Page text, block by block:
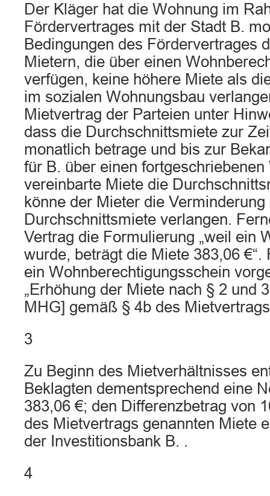
Der Kläger hat die Wohnung im
Fördervertrages mit der Stadt B.
Bedingungen des Fördervertrages
Mietern, die über einen
verfügen, keine höhere Miete als
im sozialen Wohnungsbau
Mietvertrag der Parteien unter
dass die Durchschnittsmiete zur
monatlich betrage und bis zur
für B. über einen
vereinbarte Miete die
könne der Mieter die
Durchschnittsmiete verlangen.
Vertrag die Formulierung „weil ein
wurde, beträgt die Miete 383,06 €“.
ein Wohnberechtigungsschein
„Erhöhung der Miete nach § 2 und
MHG] gemäß § 4b des
3
Zu Beginn des Mietverhältnisses
Beklagten dementsprechend eine
383,06 €; den Differenzbetrag von
des Mietvertrags genannten Miete
der Investitionsbank B. .
4